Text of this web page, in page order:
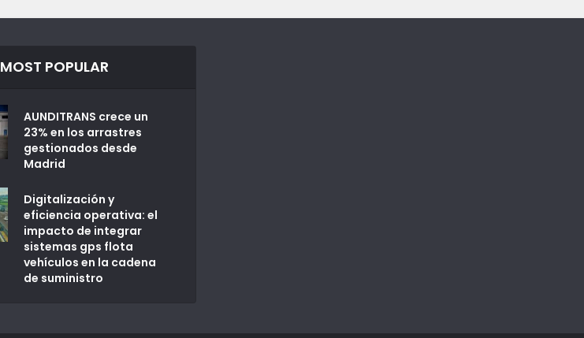
MOST POPULAR
AUNDITRANS crece un
23% en los arrastres
gestionados desde
Madrid
Digitalización y
eficiencia operativa: el
impacto de integrar
sistemas gps flota
vehículos en la cadena
de suministro